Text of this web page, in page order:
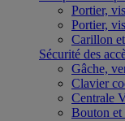
Portier,
Portier,
Carillon
Sécurité des
Gâche,
Clavier
Centrale
Bouton et